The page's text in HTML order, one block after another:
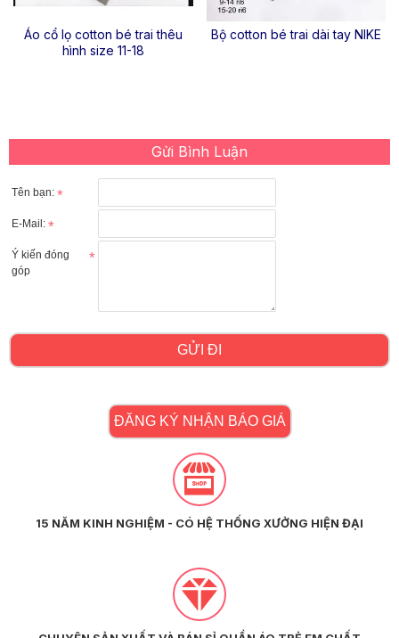
Áo cổ lọ cotton bé trai thêu
hình size 11-18
Bộ cotton bé trai dài tay NIKE
Gửi Bình Luận
Tên bạn:
E-Mail:
Ý kiến đóng
góp
GỬI ĐI
ĐĂNG KÝ NHẬN BÁO GIÁ
15 NĂM KINH NGHIỆM - CÓ HỆ THỐNG XƯỞNG HIỆN ĐẠI